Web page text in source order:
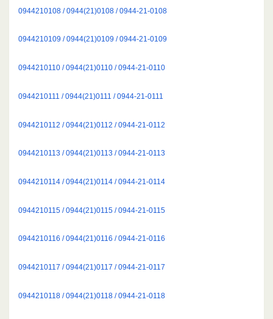
0944210108 / 0944(21)0108 / 0944-21-0108
0944210109 / 0944(21)0109 / 0944-21-0109
0944210110 / 0944(21)0110 / 0944-21-0110
0944210111 / 0944(21)0111 / 0944-21-0111
0944210112 / 0944(21)0112 / 0944-21-0112
0944210113 / 0944(21)0113 / 0944-21-0113
0944210114 / 0944(21)0114 / 0944-21-0114
0944210115 / 0944(21)0115 / 0944-21-0115
0944210116 / 0944(21)0116 / 0944-21-0116
0944210117 / 0944(21)0117 / 0944-21-0117
0944210118 / 0944(21)0118 / 0944-21-0118